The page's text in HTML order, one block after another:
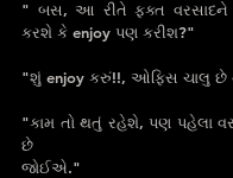
" બસ, આ રીતે ફક્ત વરસાદને
કરશે કે enjoy પણ કરીશ?"
"શું enjoy કરું!!, ઓફિસ ચાલુ છે
"કામ તો થતું રહેશે, પણ પહેલા
છે
જોઈએ."